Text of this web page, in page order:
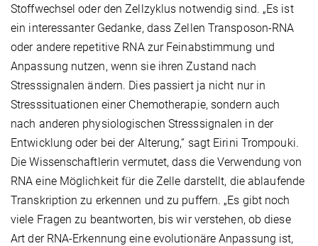
Stoffwechsel oder den Zellzyklus notwendig sind. „Es ist
ein interessanter Gedanke, dass Zellen Transposon-RNA
oder andere repetitive RNA zur Feinabstimmung und
Anpassung nutzen, wenn sie ihren Zustand nach
Stresssignalen ändern. Dies passiert ja nicht nur in
Stresssituationen einer Chemotherapie, sondern auch
nach anderen physiologischen Stresssignalen in der
Entwicklung oder bei der Alterung,“ sagt Eirini Trompouki.
Die Wissenschaftlerin vermutet, dass die Verwendung von
RNA eine Möglichkeit für die Zelle darstellt, die ablaufende
Transkription zu erkennen und zu puffern. „Es gibt noch
viele Fragen zu beantworten, bis wir verstehen, ob diese
Art der RNA-Erkennung eine evolutionäre Anpassung ist,